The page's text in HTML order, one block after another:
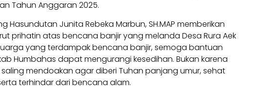
Tahun Anggaran 2025.
Hasundutan Junita Rebeka Marbun, SH.MAP memberikan
prihatin atas bencana banjir yang melanda Desa Rura Aek
yang terdampak bencana banjir, semoga bantuan
Humbahas dapat mengurangi kesedihan. Bukan karena
mendoakan agar diberi Tuhan panjang umur, sehat
terhindar dari bencana alam.